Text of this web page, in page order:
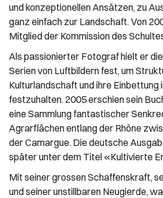
und konzeptionellen Ansätzen, zu
ganz einfach zur Landschaft. Von
Mitglied der Kommission des
Als passionierter Fotograf hielt er
Serien von Luftbildern fest, um
Kulturlandschaft und ihre
festzuhalten. 2005 erschien sein
eine Sammlung fantastischer
Agrarflächen entlang der Rhône
der Camargue. Die deutsche
später unter dem Titel «Kultivierte
Mit seiner grossen Schaffenskraft,
und seiner unstillbaren Neugierde,